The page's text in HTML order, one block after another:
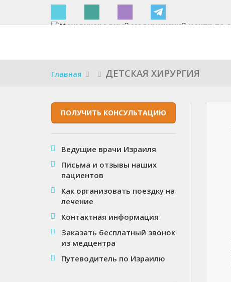
Главная ДЕТСКАЯ ХИРУРГИЯ
ПОЛУЧИТЬ КОНСУЛЬТАЦИЮ
Ведущие врачи Израиля
Письма и отзывы наших
пациентов
Как организовать поездку на
лечение
Контактная информация
Заказать бесплатный звонок
из медцентра
Путеводитель по Израилю